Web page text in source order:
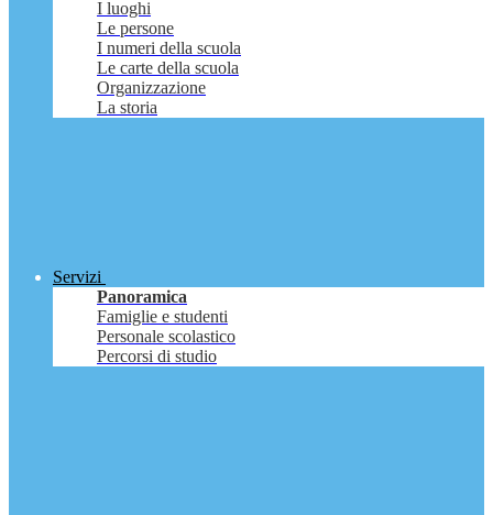
I luoghi
Le persone
I numeri della scuola
Le carte della scuola
Organizzazione
La storia
Servizi
Panoramica
Famiglie e studenti
Personale scolastico
Percorsi di studio